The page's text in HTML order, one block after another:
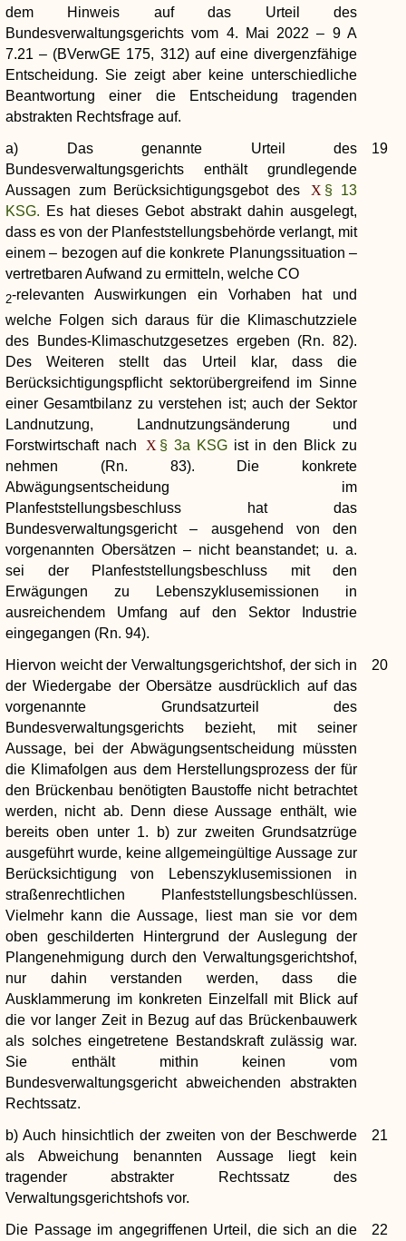
dem Hinweis auf das Urteil des
Bundesverwaltungsgerichts vom 4. Mai 2022 – 9 A
7.21 – (BVerwGE 175, 312) auf eine divergenzfähige
Entscheidung. Sie zeigt aber keine unterschiedliche
Beantwortung einer die Entscheidung tragenden
abstrakten Rechtsfrage auf.
19
a) Das genannte Urteil des
Bundesverwaltungsgerichts enthält grundlegende
Aussagen zum Berücksichtigungsgebot des
§ 13
KSG. Es hat dieses Gebot abstrakt dahin ausgelegt,
dass es von der Planfeststellungsbehörde verlangt, mit
einem – bezogen auf die konkrete Planungssituation –
vertretbaren Aufwand zu ermitteln, welche CO
2-relevanten Auswirkungen ein Vorhaben hat und
welche Folgen sich daraus für die Klimaschutzziele
des Bundes-Klimaschutzgesetzes ergeben (Rn. 82).
Des Weiteren stellt das Urteil klar, dass die
Berücksichtigungspflicht sektorübergreifend im Sinne
einer Gesamtbilanz zu verstehen ist; auch der Sektor
Landnutzung, Landnutzungsänderung und
Forstwirtschaft nach
§ 3a KSG ist in den Blick zu
nehmen (Rn. 83). Die konkrete
Abwägungsentscheidung im
Planfeststellungsbeschluss hat das
Bundesverwaltungsgericht – ausgehend von den
vorgenannten Obersätzen – nicht beanstandet; u. a.
sei der Planfeststellungsbeschluss mit den
Erwägungen zu Lebenszyklusemissionen in
ausreichendem Umfang auf den Sektor Industrie
eingegangen (Rn. 94).
20
Hiervon weicht der Verwaltungsgerichtshof, der sich in
der Wiedergabe der Obersätze ausdrücklich auf das
vorgenannte Grundsatzurteil des
Bundesverwaltungsgerichts bezieht, mit seiner
Aussage, bei der Abwägungsentscheidung müssten
die Klimafolgen aus dem Herstellungsprozess der für
den Brückenbau benötigten Baustoffe nicht betrachtet
werden, nicht ab. Denn diese Aussage enthält, wie
bereits oben unter 1. b) zur zweiten Grundsatzrüge
ausgeführt wurde, keine allgemeingültige Aussage zur
Berücksichtigung von Lebenszyklusemissionen in
straßenrechtlichen Planfeststellungsbeschlüssen.
Vielmehr kann die Aussage, liest man sie vor dem
oben geschilderten Hintergrund der Auslegung der
Plangenehmigung durch den Verwaltungsgerichtshof,
nur dahin verstanden werden, dass die
Ausklammerung im konkreten Einzelfall mit Blick auf
die vor langer Zeit in Bezug auf das Brückenbauwerk
als solches eingetretene Bestandskraft zulässig war.
Sie enthält mithin keinen vom
Bundesverwaltungsgericht abweichenden abstrakten
Rechtssatz.
21
b) Auch hinsichtlich der zweiten von der Beschwerde
als Abweichung benannten Aussage liegt kein
tragender abstrakter Rechtssatz des
Verwaltungsgerichtshofs vor.
22
Die Passage im angegriffenen Urteil, die sich an die